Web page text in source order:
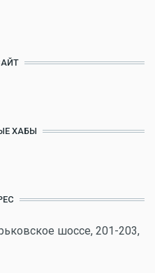
ХАБЫ
шоссе, 201-203,